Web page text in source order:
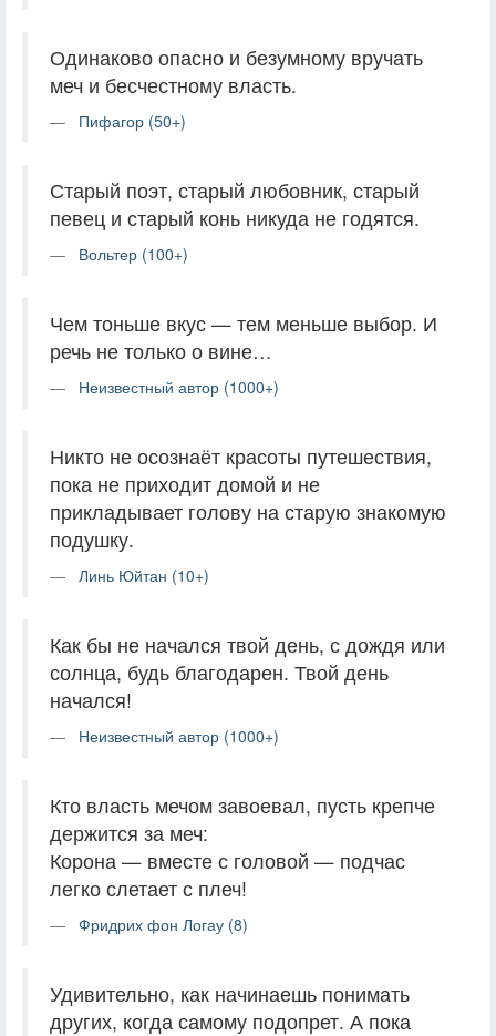
Одинаково опасно и безумному вручать
меч и бесчестному власть.
Пифагор (50+)
Старый поэт, старый любовник, старый
певец и старый конь никуда не годятся.
Вольтер (100+)
Чем тоньше вкус — тем меньше выбор. И
речь не только о вине…
Неизвестный автор (1000+)
Никто не осознаёт красоты путешествия,
пока не приходит домой и не
прикладывает голову на старую знакомую
подушку.
Линь Юйтан (10+)
Как бы не начался твой день, с дождя или
солнца, будь благодарен. Твой день
начался!
Неизвестный автор (1000+)
Кто власть мечом завоевал, пусть крепче
держится за меч:
Корона — вместе с головой — подчас
легко слетает с плеч!
Фридрих фон Логау (8)
Удивительно, как начинаешь понимать
других, когда самому подопрет. А пока